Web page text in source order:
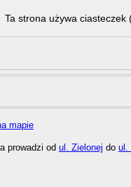
mapie
prowadzi od ul. Zielonej do ul.
Ta strona używa ciasteczek